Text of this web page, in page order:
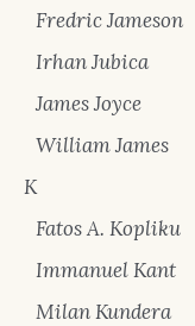
Fredric Jameson
Irhan Jubica
James Joyce
William James
K
Fatos A. Kopliku
Immanuel Kant
Milan Kundera